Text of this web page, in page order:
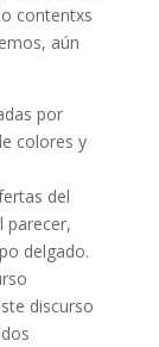
contentxs
aún
por
colores y
del
parecer,
delgado.
discurso